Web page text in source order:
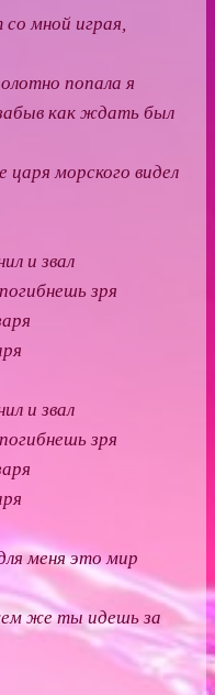
мной играя,
попала я
как ждать был
царя морского видел
и звал
зря
и звал
зря
меня это мир
же ты идешь за